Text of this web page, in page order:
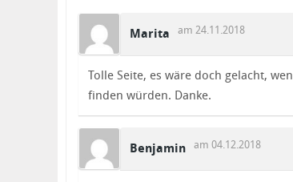
Marita am 24.11.2018
Tolle Seite, es wäre doch gelacht,
finden würden. Danke.
Benjamin am 04.12.2018